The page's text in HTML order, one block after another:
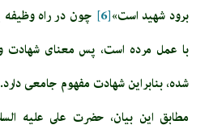
برود شهيد است»[6]
چون در راه
با عمل مرده است، پس معناى شهادت
شده، بنابراين شهادت مفهوم جامعى دارد.
مطابق اين بيان، حضرت‏ على‏ عليه